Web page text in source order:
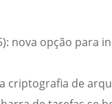
nova opção para
de